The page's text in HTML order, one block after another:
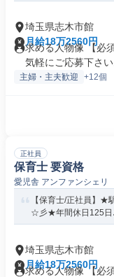
埼玉県志木市館
月給18万2560円
求める人物像 【必
気軽にご応募下さい
主婦・主夫歓迎 +12個
正社員
保育士 要資格
愛児舎 アンファンシェリ
【保育士/正社員】★
☆彡★年間休日125日
埼玉県志木市館
月給18万2560円
求める人物像 【必